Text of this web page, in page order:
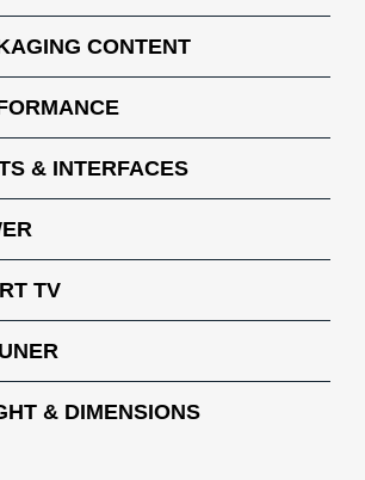
CONTENT
& INTERFACES
TV
& DIMENSIONS